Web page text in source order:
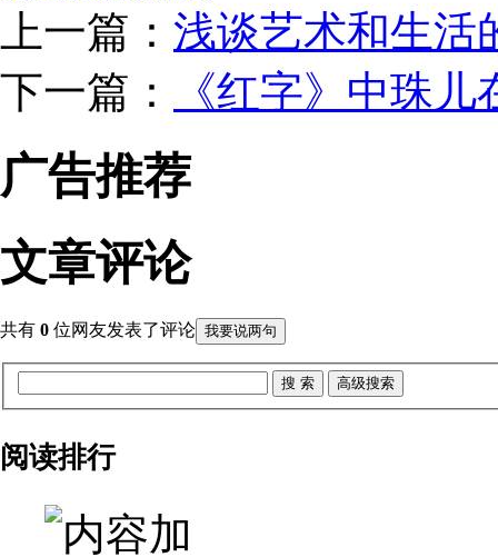
上一篇： 浅谈艺术和生活
下一篇：
《红字》中珠
广告推荐
文章评论
共有 0 位网友发表了评论 我要说两句
阅读排行